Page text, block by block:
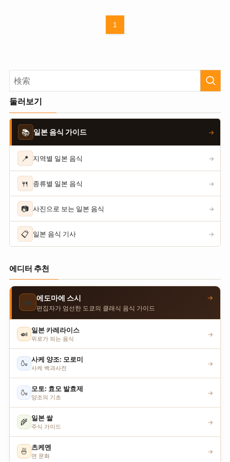
1
둘러보기
📚 일본 음식 가이드 →
📍 지역별 일본 음식 →
🍴 종류별 일본 음식 →
📷 사진으로 보는 일본 음식 →
📋 일본 음식 기사 →
에디터 추천
🍣 에도마에 스시
편집자가 엄선한 도쿄의 클래식 음식 가이드
→
🍛 일본 카레라이스
위로가 되는 음식
→
🍶 사케 양조: 모로미
사케 백과사전
→
🍶 모토: 효모 발효제
양조의 기초
→
🌾 일본 쌀
주식 가이드
→
🍜 츠케멘
면 문화
→